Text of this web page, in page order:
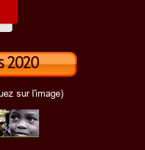
2020
sur l'image)